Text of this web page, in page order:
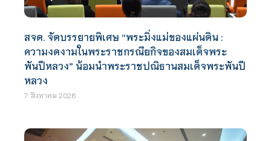
สจด. จัดบรรยายพิเศษ “พระมิ่งแม่ของแผ่นดิน :
ความงดงามในพระราชกรณียกิจของสมเด็จพระ
พันปีหลวง” น้อมนำพระราชปณิธานสมเด็จพระพันปี
หลวง
7 สิงหาคม 2026